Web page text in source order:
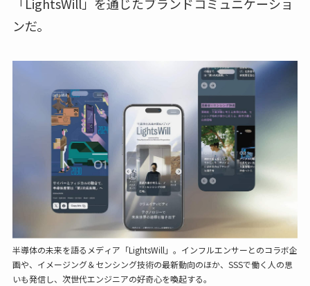
ンだ。
半導体の未来を語るメディア「LightsWill」。インフルエンサーとのコラボ企
画や、イメージング＆センシング技術の最新動向のほか、SSSで働く人の思
いも発信し、次世代エンジニアの好奇心を喚起する。